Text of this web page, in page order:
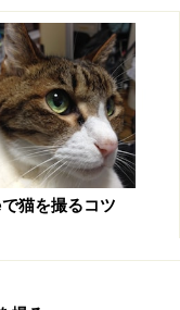
際は、スマートレ
マートレンダリン
形式の変換作業）
猫を撮るコツ